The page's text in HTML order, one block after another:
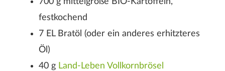
festkochend
7 EL Bratöl (oder ein anderes erhitzteres
Öl)
40 g Land-Leben Vollkornbrösel